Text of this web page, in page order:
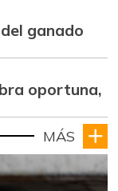
ganado
oportuna,
MÁS